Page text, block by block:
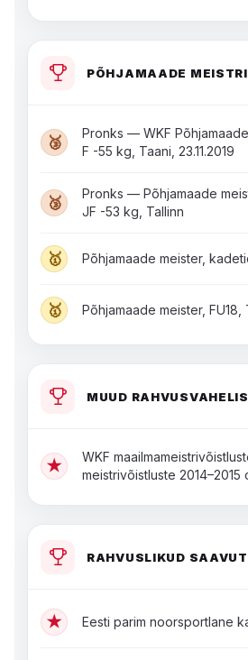
PÕHJAMAADE
🥉
Pronks — WKF
F -55 kg, Taani, 23.11.2019
🥉
Pronks — Põhjamaade
JF -53 kg, Tallinn
🥇 Põhjamaade meister,
🥇 Põhjamaade meister, FU18,
MUUD
★
WKF
meistrivõistluste 2014–2015
RAHVUSLIKUD
★ Eesti parim noorsportlane